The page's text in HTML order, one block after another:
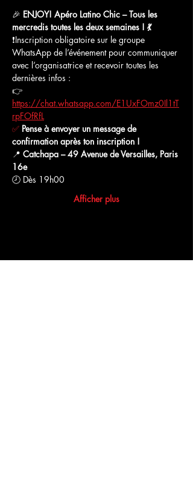
🎉 ENJOY! Apéro Latino Chic – Tous les
mercredis toutes les deux semaines ! 💃
❗️Inscription obligatoire sur le groupe
WhatsApp de l’événement pour communiquer
avec l’organisatrice et recevoir toutes les
dernières infos :
👉
https://chat.whatsapp.com/E1UxFOmz0Il1tT
rpFOfRfL
✅ Pense à envoyer un message de
confirmation après ton inscription !
📍 Catchapa – 49 Avenue de Versailles, Paris
16e
🕗 Dès 19h00
Afficher plus
Partager cet événement